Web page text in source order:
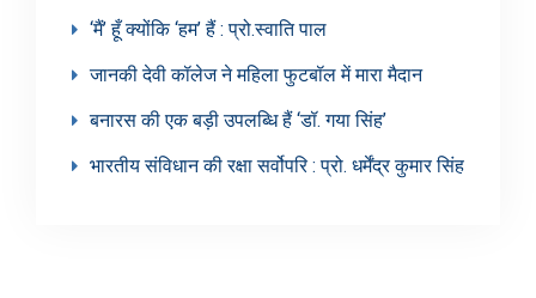
‘मैं’ हूँ क्योंकि ‘हम’ हैं : प्रो.स्वाति पाल
जानकी देवी कॉलेज ने महिला फुटबॉल में मारा मैदान
बनारस की एक बड़ी उपलब्धि हैं ‘डॉ. गया सिंह’
भारतीय संविधान की रक्षा सर्वोपरि : प्रो. धर्मेंद्र कुमार सिंह